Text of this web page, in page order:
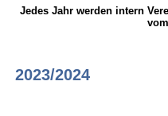
Jedes Jahr werden intern
2023/2024